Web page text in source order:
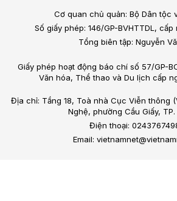
Cơ quan chủ quản: Bộ Dân tộc
Số giấy phép: 146/GP-BVHTTDL, cấp
Tổng biên tập: Nguyễn
Giấy phép hoạt động báo chí số 57/GP-
Văn hóa, Thể thao và Du lịch cấp
Địa chỉ: Tầng 18, Toà nhà Cục Viễn thông
Nghệ, phường Cầu Giấy, TP.
Điện thoại:
Email: